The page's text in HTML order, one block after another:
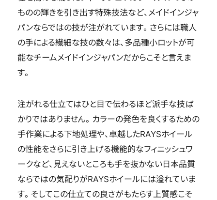
ものの輝きを引き出す特殊技法など、メイドインジャ
パンならではの技が注がれています。さらには職人
の手による繊細な技の数々は、多品種小ロットが可
能なチームメイドインジャパンだからこそと言えま
す。
注がれる仕立てはひと目で伝わるほど派手な技ば
かりではありません。カラーの発色を良くするための
手作業による下地処理や、卓越したRAYSホイール
の性能をさらに引き上げる機能的なフィニッシュワ
ークなど、見えないところも手を抜かない日本品質
ならではの気配りがRAYSホイールには溢れていま
す。そしてこの仕立ての良さがもたらす上質感こそ